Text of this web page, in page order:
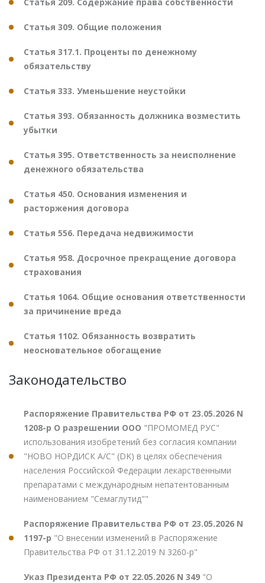
Статья 309. Общие положения
Статья 317.1. Проценты по денежному
обязательству
Статья 333. Уменьшение неустойки
Статья 393. Обязанность должника возместить
убытки
Статья 395. Ответственность за неисполнение
денежного обязательства
Статья 450. Основания изменения и
расторжения договора
Статья 556. Передача недвижимости
Статья 958. Досрочное прекращение договора
страхования
Статья 1064. Общие основания ответственности
за причинение вреда
Статья 1102. Обязанность возвратить
неосновательное обогащение
Законодательство
Распоряжение Правительства РФ от 23.05.2026 N
1208-р О разрешении ООО "ПРОМОМЕД РУС"
использования изобретений без согласия компании
"НОВО НОРДИСК А/С" (DK) в целях обеспечения
населения Российской Федерации лекарственными
препаратами с международным непатентованным
наименованием "Семаглутид""
Распоряжение Правительства РФ от 23.05.2026 N
1197-р "О внесении изменений в Распоряжение
Правительства РФ от 31.12.2019 N 3260-р"
Указ Президента РФ от 22.05.2026 N 349 "О